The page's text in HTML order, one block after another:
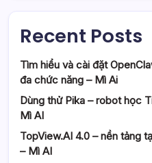
Recent Posts
Tìm hiểu và cài đặt
đa chức năng – Mì Ai
Dùng thử Pika – robot học
Mì AI
TopView.AI 4.0 – nền tảng
– Mì AI